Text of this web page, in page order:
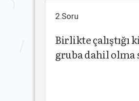
2.Soru
Birlikte çalıştığı
gruba dahil olma